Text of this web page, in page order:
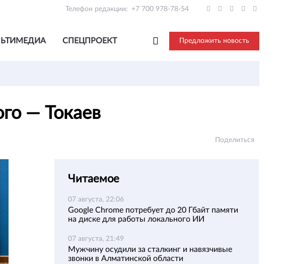
Телефон редакции: +7 700 978-78-54
СПЕЦПРОЕКТ Предложить новость
— Токаев
Поделиться
Читаемое
07 августа, 22:06
Google Chrome потребует до 20 Гбайт памяти
на диске для работы локального ИИ
07 августа, 21:49
Мужчину осудили за сталкинг и навязчивые
звонки в Алматинской области